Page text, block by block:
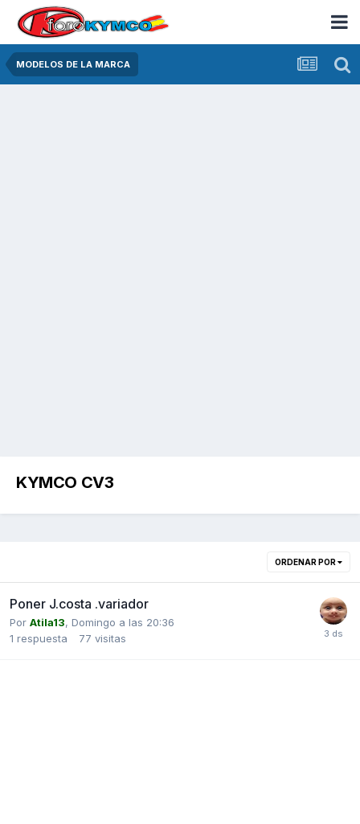
MODELOS DE LA MARCA
KYMCO CV3
ORDENAR POR
Poner J.costa .variador
Por Atila13, Domingo a las 20:36
1 respuesta 77 visitas